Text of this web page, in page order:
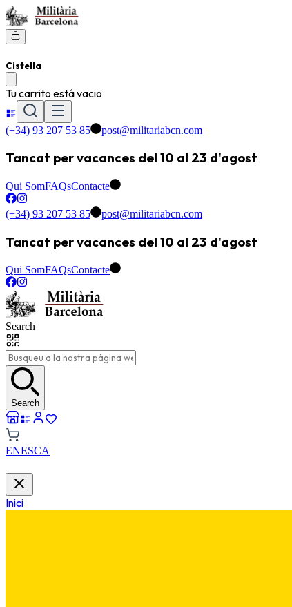
Cistella
Tu carrito está vacio
(+34) 93 207 53 85 post@militariabcn.com
Tancat per vacances del 10 al 23 d'agost
Qui SomFAQsContacte
(+34) 93 207 53 85 post@militariabcn.com
Tancat per vacances del 10 al 23 d'agost
Qui SomFAQsContacte
Search
Search
ENESCA
Inici